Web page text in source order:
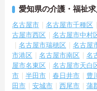
愛知県の介護・福祉
名古屋市 名古屋市千種区
古屋市西区
名古屋市中村
名古屋市瑞穂区
名古屋
市港区
名古屋市南区 名
屋市名東区
名古屋市天白
市
半田市 春日井市 豊
田市
安城市 西尾市 蒲